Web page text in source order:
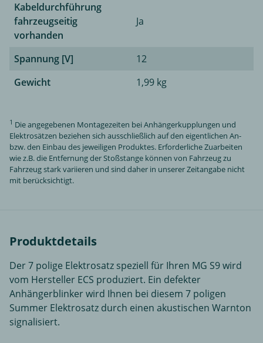
Kabeldurchführung
fahrzeugseitig
vorhanden
Ja
Spannung [V]
12
Gewicht
1,99 kg
1 Die angegebenen Montagezeiten bei Anhängerkupplungen und
Elektrosätzen beziehen sich ausschließlich auf den eigentlichen An-
bzw. den Einbau des jeweiligen Produktes. Erforderliche Zuarbeiten
wie z.B. die Entfernung der Stoßstange können von Fahrzeug zu
Fahrzeug stark variieren und sind daher in unserer Zeitangabe nicht
mit berücksichtigt.
Produktdetails
Der 7 polige Elektrosatz speziell für Ihren MG S9 wird
vom Hersteller ECS produziert. Ein defekter
Anhängerblinker wird Ihnen bei diesem 7 poligen
Summer Elektrosatz durch einen akustischen Warnton
signalisiert.